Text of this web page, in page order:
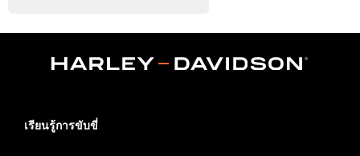
เรียนรู้การขับขี่